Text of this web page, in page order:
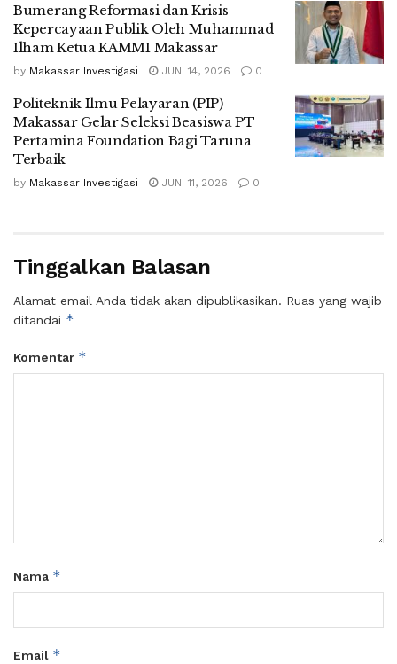
Bumerang Reformasi dan Krisis
Kepercayaan Publik Oleh Muhammad
Ilham Ketua KAMMI Makassar
by Makassar Investigasi JUNI 14, 2026 0
Politeknik Ilmu Pelayaran (PIP)
Makassar Gelar Seleksi Beasiswa PT
Pertamina Foundation Bagi Taruna
Terbaik
by Makassar Investigasi JUNI 11, 2026 0
Tinggalkan Balasan
Alamat email Anda tidak akan dipublikasikan. Ruas yang wajib
ditandai *
Komentar *
Nama *
Email *